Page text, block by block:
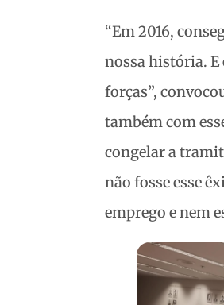
“Em 2016,
nossa história. E
forças”,
também com
congelar a
não fosse esse
emprego e nem